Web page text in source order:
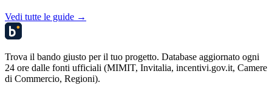
Vedi tutte le guide →
Trova il bando giusto per il tuo progetto. Database aggiornato ogni
24 ore dalle fonti ufficiali (MIMIT, Invitalia, incentivi.gov.it, Camere
di Commercio, Regioni).